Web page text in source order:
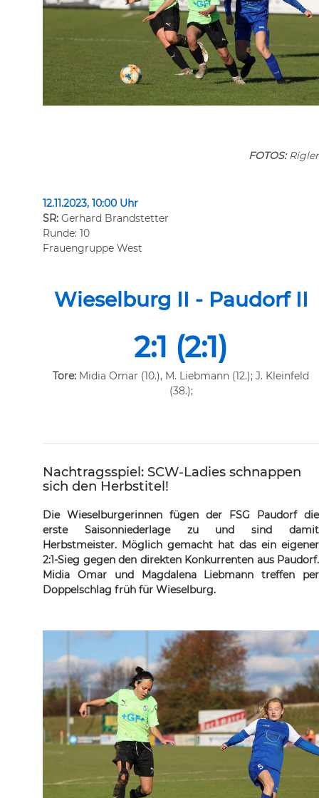
FOTOS:Rigler
12.11.2023, 10:00 Uhr
SR: Gerhard Brandstetter
Runde: 10
Frauengruppe West
Wieselburg II - Paudorf II
2:1 (2:1)
Tore: Midia Omar (10.), M. Liebmann (12.); J. Kleinfeld
(38.);
Nachtragsspiel: SCW-Ladies schnappen
sich den Herbstitel!
Die Wieselburgerinnen fügen der FSG Paudorf die
erste Saisonniederlage zu und sind damit
Herbstmeister. Möglich gemacht hat das ein eigener
2:1-Sieg gegen den direkten Konkurrenten aus Paudorf.
Midia Omar und Magdalena Liebmann treffen per
Doppelschlag früh für Wieselburg.